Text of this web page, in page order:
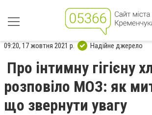
09:20, 17 жовтня 2021 р. Надійне джерело
Про інтимну гігієну
розповіло МОЗ: як
що звернути увагу